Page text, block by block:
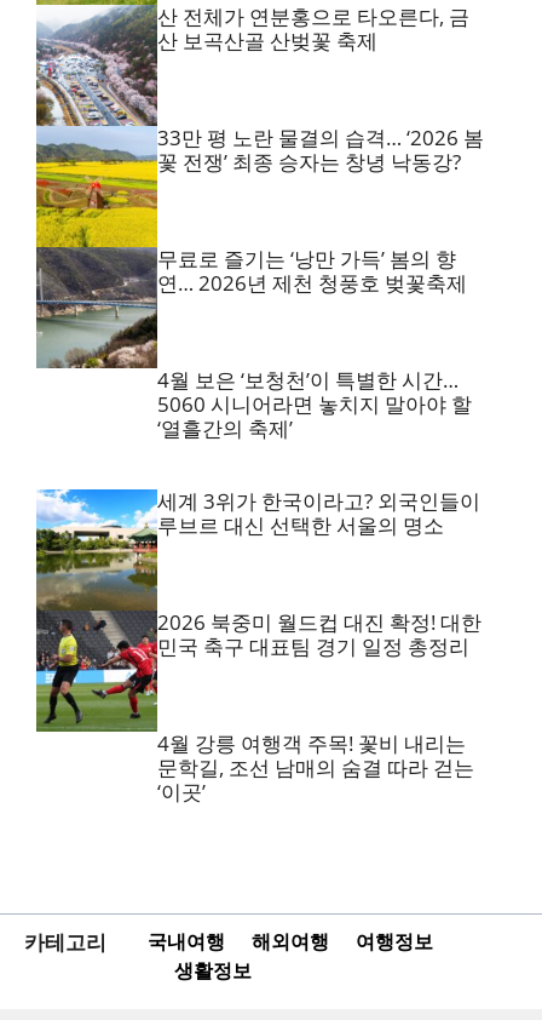
산 전체가 연분홍으로 타오른다, 금
산 보곡산골 산벚꽃 축제
33만 평 노란 물결의 습격… ‘2026 봄
꽃 전쟁’ 최종 승자는 창녕 낙동강?
무료로 즐기는 ‘낭만 가득’ 봄의 향
연… 2026년 제천 청풍호 벚꽃축제
4월 보은 ‘보청천’이 특별한 시간…
5060 시니어라면 놓치지 말아야 할
‘열흘간의 축제’
세계 3위가 한국이라고? 외국인들이
루브르 대신 선택한 서울의 명소
2026 북중미 월드컵 대진 확정! 대한
민국 축구 대표팀 경기 일정 총정리
4월 강릉 여행객 주목! 꽃비 내리는
문학길, 조선 남매의 숨결 따라 걷는
‘이곳’
카테고리 국내여행 해외여행
여행정보
생활정보